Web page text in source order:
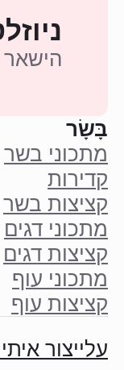
בָּשָׂר
מתכוני בשר
קדירות
קציצות בשר
מתכוני דגים
קציצות דגים
מתכוני עוף
קציצות עוף
עלייצור